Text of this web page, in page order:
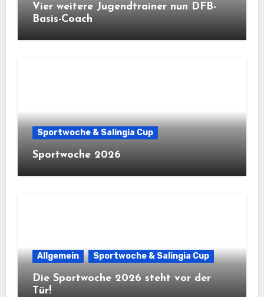
Vier weitere Jugendtrainer nun DFB-
Basis-Coach
Sportwoche & Salingia Cup
Sportwoche 2026
Allgemein Sportwoche & Salingia Cup
Die Sportwoche 2026 steht vor der
Tür!